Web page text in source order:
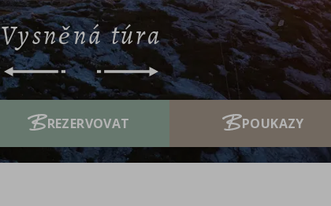
Vysněná túra
POUKAZY